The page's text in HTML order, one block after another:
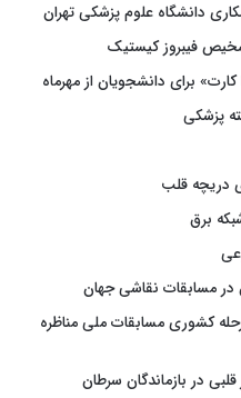
دانشگاه علوم پزشکی تهران
فیبروز کیستیک
برای دانشجویان از مهرماه
دریچه قلب
برق
در مسابقات نقاشی جهان
مرحله کشوری مسابقات ملی مناظره
در بازماندگان سرطان